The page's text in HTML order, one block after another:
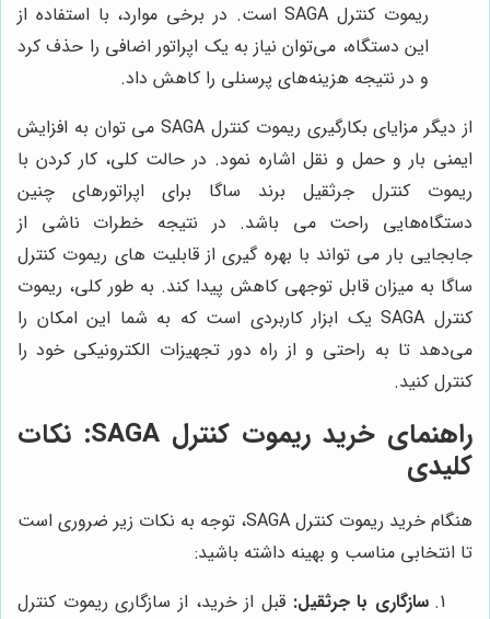
ریموت کنترل SAGA است. در برخی موارد، با استفاده از
این دستگاه، می‌توان نیاز به یک اپراتور اضافی را حذف کرد
و در نتیجه هزینه‌های پرسنلی را کاهش داد.
از دیگر مزایای بکارگیری ریموت کنترل SAGA
می توان به افزایش
ایمنی بار و حمل و نقل اشاره نمود. در حالت کلی، کار کردن با
ریموت کنترل جرثقیل برند ساگا برای اپراتورهای چنین
دستگاه‌هایی راحت می باشد. در نتیجه خطرات ناشی از
جابجایی بار می تواند با بهره گیری از قابلیت های ریموت کنترل
ساگا به میزان قابل توجهی کاهش پیدا کند. به طور کلی، ریموت
کنترل
SAGA یک ابزار کاربردی است که به شما این امکان را
می‌دهد تا به راحتی و از راه دور تجهیزات الکترونیکی خود را
کنترل کنید.
راهنمای خرید ریموت کنترل SAGA: نکات
کلیدی
هنگام خرید ریموت کنترل SAGA، توجه به نکات زیر ضروری است
تا انتخابی مناسب و بهینه داشته باشید:
سازگاری با جرثقیل: قبل از خرید، از سازگاری ریموت کنترل